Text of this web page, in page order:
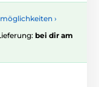
›
bei dir am